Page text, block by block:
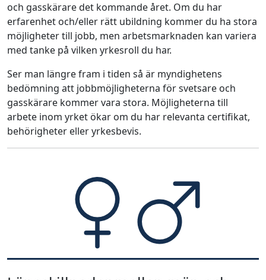
och gasskärare det kommande året. Om du har
erfarenhet och/eller rätt ubildning kommer du ha stora
möjligheter till jobb, men arbetsmarknaden kan variera
med tanke på vilken yrkesroll du har.
Ser man längre fram i tiden så är myndighetens
bedömning att jobbmöjligheterna för svetsare och
gasskärare kommer vara stora. Möjligheterna till
arbete inom yrket ökar om du har relevanta certifikat,
behörigheter eller yrkesbevis.